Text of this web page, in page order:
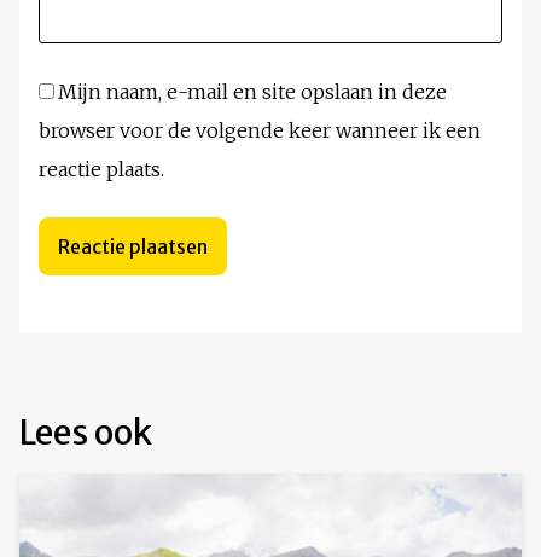
Mijn naam, e-mail en site opslaan in deze
browser voor de volgende keer wanneer ik een
reactie plaats.
Lees ook